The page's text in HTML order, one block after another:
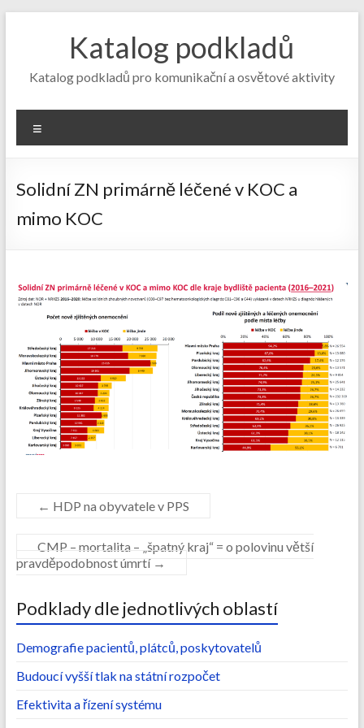
Katalog podkladů
Katalog podkladů pro komunikační a osvětové aktivity
Solidní ZN primárně léčené v KOC a
mimo KOC
← HDP na obyvatele v PPS
CMP – mortalita – „špatný kraj“ = o polovinu větší
pravděpodobnost úmrtí →
Podklady dle jednotlivých oblastí
Demografie pacientů, plátců, poskytovatelů
Budoucí vyšší tlak na státní rozpočet
Efektivita a řízení systému